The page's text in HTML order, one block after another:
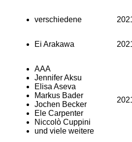
verschiedene
Ei Arakawa
AAA
Jennifer Aksu
Elisa Aseva
Markus Bader
Jochen Becker
Ele Carpenter
Niccolò Cuppini
und viele weitere